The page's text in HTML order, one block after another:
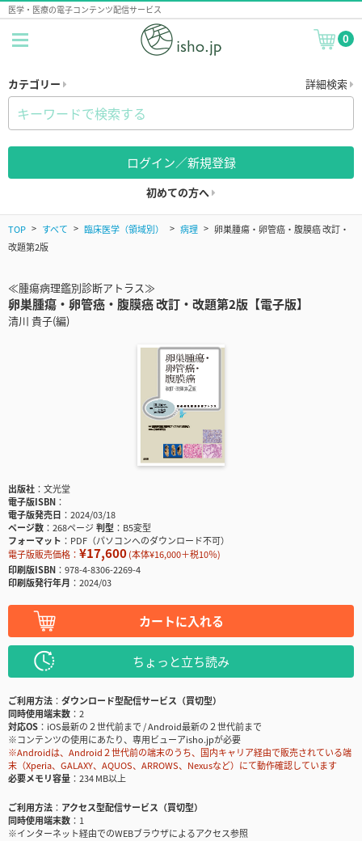
医学・医療の電子コンテンツ配信サービス
0
カテゴリー 詳細検索
ログイン／新規登録
初めての方へ
TOP すべて 臨床医学（領域別） 病理
卵巣腫瘍・卵管癌・腹膜癌 改訂・
改題第2版
≪腫瘍病理鑑別診断アトラス≫
卵巣腫瘍・卵管癌・腹膜癌 改訂・改題第2版【電子版】
清川 貴子(編)
出版社
文光堂
電子版ISBN
電子版発売日
2024/03/18
ページ数
268ページ判型
B5変型
フォーマット
PDF（パソコンへのダウンロード不可）
電子版販売価格： ¥17,600(本体¥16,000＋税10％)
印刷版ISBN
978-4-8306-2269-4
印刷版発行年月
2024/03
カートに入れる
ちょっと立ち読み
ご利用方法
ダウンロード型配信サービス（買切型）
同時使用端末数
2
対応OS
iOS最新の２世代前まで / Android最新の２世代前まで
※コンテンツの使用にあたり、専用ビューアisho.jpが必要
※Androidは、Android２世代前の端末のうち、国内キャリア経由で販売されている端
末（Xperia、GALAXY、AQUOS、ARROWS、Nexusなど）にて動作確認しています
必要メモリ容量
234 MB以上
ご利用方法
アクセス型配信サービス（買切型）
同時使用端末数
1
※インターネット経由でのWEBブラウザによるアクセス参照